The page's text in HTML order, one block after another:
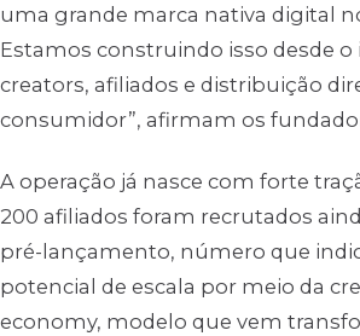
uma grande marca nativa digital
Estamos construindo isso desde o
creators, afiliados e distribuição
consumidor”, afirmam os
A operação já nasce com forte
200 afiliados foram recrutados
pré-lançamento, número que
potencial de escala por meio da
economy, modelo que vem